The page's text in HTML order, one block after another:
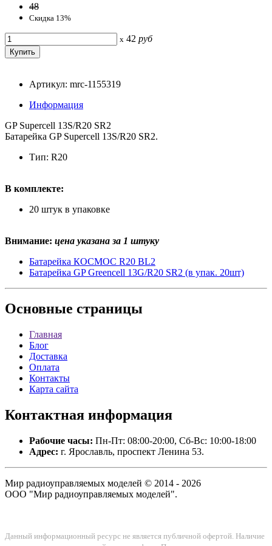
48
Скидка 13%
x 42 руб
Артикул: mrc-1155319
Информация
GP Supercell 13S/R20 SR2
Батарейка GP Supercell 13S/R20 SR2.
Тип: R20
В комплекте:
20 штук в упаковке
Внимание: цена указана за 1 штуку
Батарейка КОСМОС R20 BL2
Батарейка GP Greencell 13G/R20 SR2 (в упак. 20шт)
Основные страницы
Главная
Блог
Доставка
Оплата
Контакты
Карта сайта
Контактная информация
Рабочие часы: Пн-Пт: 08:00-20:00, Сб-Вс: 10:00-18:00
Адрес: г. Ярославль, проспект Ленина 53.
Мир радиоуправляемых моделей © 2014 - 2026
ООО "Мир радиоуправляемых моделей".
Данный информационный ресурс не является публичной офертой. Наличие